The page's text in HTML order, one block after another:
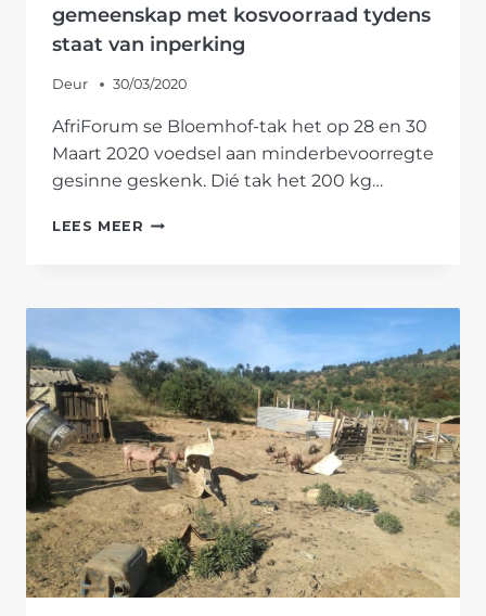
gemeenskap met kosvoorraad tydens
staat van inperking
Deur 30/03/2020
AfriForum se Bloemhof-tak het op 28 en 30
Maart 2020 voedsel aan minderbevoorregte
gesinne geskenk. Dié tak het 200 kg…
LEES MEER AFRIFORUM
HELP
MET
KOSVOORRAAD
TYDENS
STAAT
VAN
INPERKING